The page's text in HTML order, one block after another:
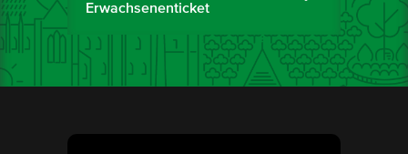
Erwachsenenticket